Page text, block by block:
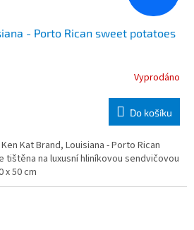
- Porto Rican sweet potatoes
Vyprodáno
Do košíku
Kat Brand, Louisiana - Porto Rican
na luxusní hliníkovou sendvičovou
x 50 cm